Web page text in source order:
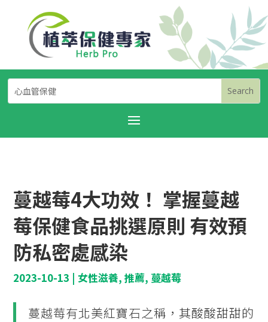
蔓越莓4大功效！ 掌握蔓越
莓保健食品挑選原則 有效預
防私密處感染
2023-10-13 | 女性滋養,推薦, 蔓越莓
蔓越莓有北美紅寶石之稱，其酸酸甜甜的